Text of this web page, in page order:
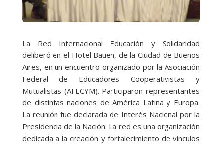
La Red Internacional Educación y Solidaridad
deliberó en el Hotel Bauen, de la Ciudad de Buenos
Aires, en un encuentro organizado por la Asociación
Federal de Educadores Cooperativistas y
Mutualistas (AFECYM). Participaron representantes
de distintas naciones de América Latina y Europa.
La reunión fue declarada de Interés Nacional por la
Presidencia de la Nación. La red es una organización
dedicada a la creación y fortalecimiento de vínculos